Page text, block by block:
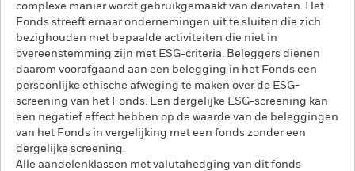
complexe manier wordt gebruikgemaakt van derivaten. Het
Fonds streeft ernaar ondernemingen uit te sluiten die zich
bezighouden met bepaalde activiteiten die niet in
overeenstemming zijn met ESG-criteria. Beleggers dienen
daarom voorafgaand aan een belegging in het Fonds een
persoonlijke ethische afweging te maken over de ESG-
screening van het Fonds. Een dergelijke ESG-screening kan
een negatief effect hebben op de waarde van de beleggingen
van het Fonds in vergelijking met een fonds zonder een
dergelijke screening.
Alle aandelenklassen met valutahedging van dit fonds